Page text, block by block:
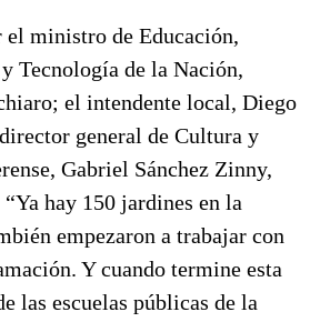
el ministro de Educación,
Tecnología de la Nación,
el intendente local, Diego
general de Cultura y
Gabriel Sánchez Zinny,
hay 150 jardines en la
empezaron a trabajar con
Y cuando termine esta
las escuelas públicas de la